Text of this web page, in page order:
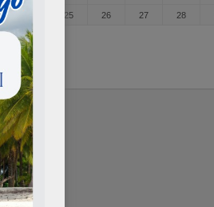
25 26 27 28
31
« Mag